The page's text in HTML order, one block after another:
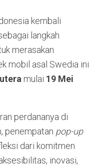
kembali
langkah
merasakan
mobil asal Swedia ini
mulai 19 Mei
perdananya di
penempatan pop-up
dari komitmen
inovasi,